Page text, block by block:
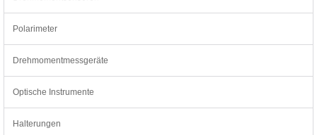
Polarimeter
Drehmomentmessgeräte
Optische Instrumente
Halterungen